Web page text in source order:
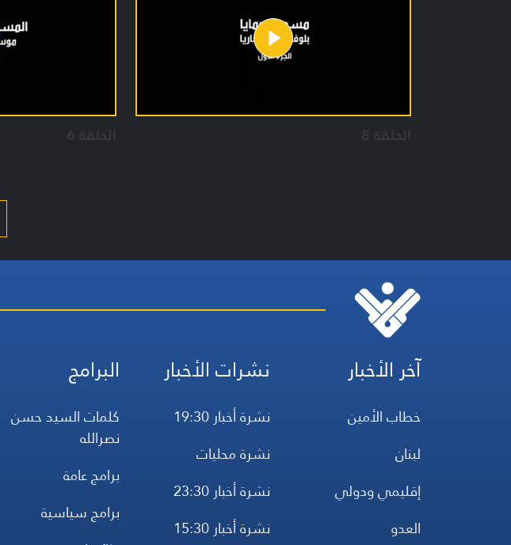
الحلقة 8 الحلقة 6
آخر الأخبار
خطاب الأمين
لبنان
إقليمي ودولي
العدو
نشرات الأخبار
نشرة أخبار 19:30
نشرة محليات
نشرة أخبار 23:30
نشرة أخبار 15:30
البرامج
كلمات السيد حسن
نصرالله
برامج عامة
برامج سياسية